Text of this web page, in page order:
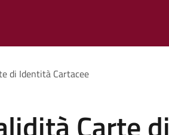
di Identità Cartacee